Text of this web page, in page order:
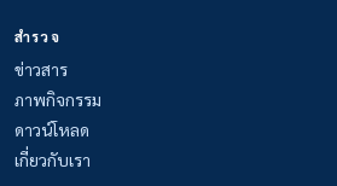
สำรวจ
ข่าวสาร
ภาพกิจกรรม
ดาวน์โหลด
เกี่ยวกับเรา